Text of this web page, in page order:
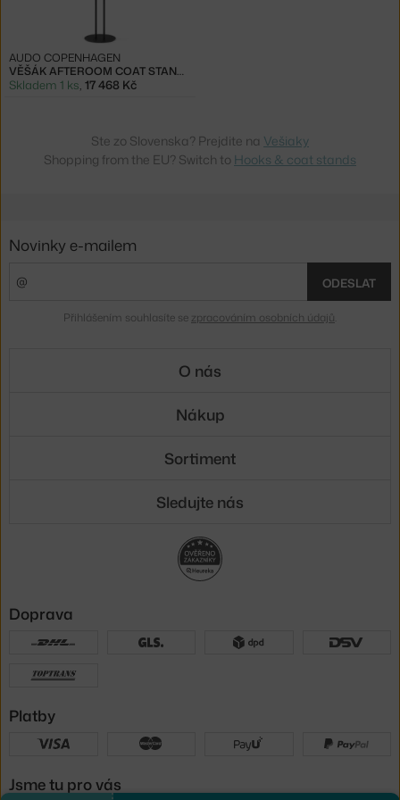
VĚŠÁK AFTEROOM COAT STAND, BLACK
AUDO COPENHAGEN
Skladem 1 ks, 17 468 Kč
Ste zo Slovenska? Prejdite na Vešiaky
Shopping from the EU? Switch to Hooks & coat stands
Novinky e-mailem
ODESLAT
Přihlášením souhlasíte se zpracováním osobních údajů
O nás
Nákup
Sortiment
Sledujte nás
Doprava
Platby
Jsme tu pro vás